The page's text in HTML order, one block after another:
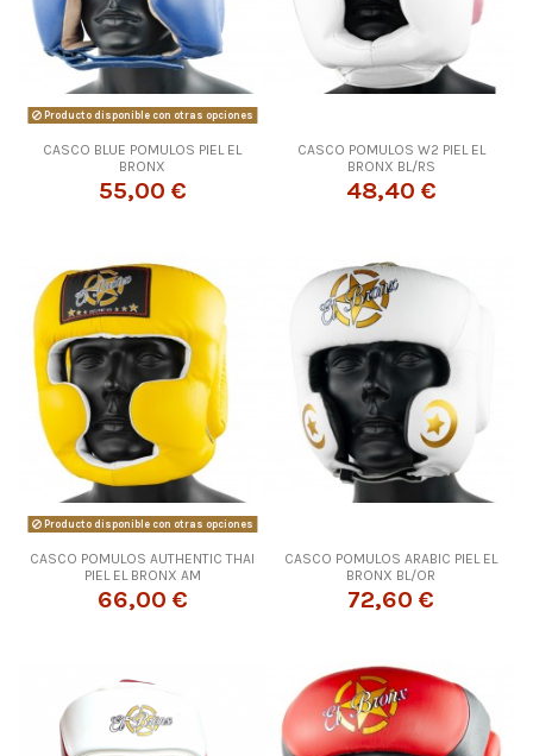
Producto disponible con otras opciones
CASCO BLUE POMULOS PIEL EL
BRONX
55,00 €
CASCO POMULOS W2 PIEL EL
BRONX BL/RS
48,40 €
Producto disponible con otras opciones
CASCO POMULOS AUTHENTIC THAI
PIEL EL BRONX AM
66,00 €
CASCO POMULOS ARABIC PIEL EL
BRONX BL/OR
72,60 €